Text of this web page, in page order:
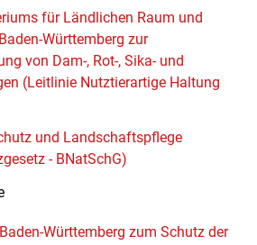
für Ländlichen Raum und
Württemberg zur
von Dam-, Rot-, Sika- und
(Leitlinie Nutztierartige Haltung
und Landschaftspflege
- BNatSchG)
Württemberg zum Schutz der